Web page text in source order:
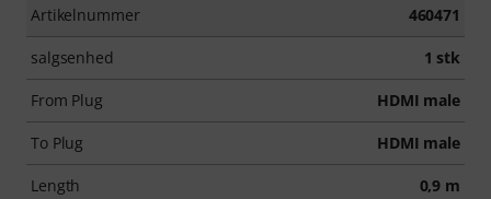
Artikelnummer 460471
salgsenhed 1 stk
From Plug HDMI male
To Plug HDMI male
Length 0,9 m